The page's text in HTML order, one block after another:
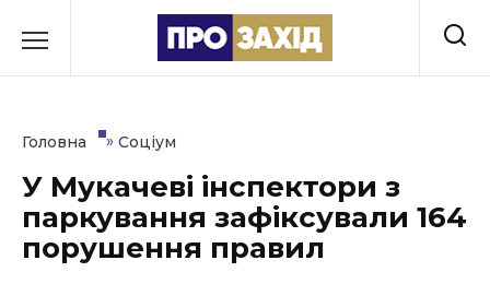
до
Культура
Освіта
Головна » Соціум
У Мукачеві інспектори з
паркування зафіксували 164
порушення правил